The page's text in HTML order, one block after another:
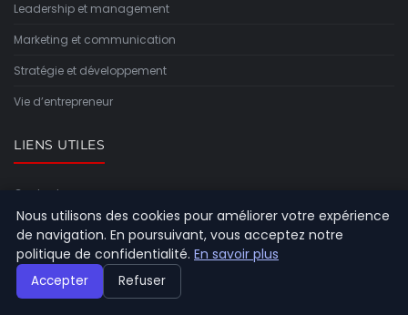
Leadership et management
Marketing et communication
Stratégie et développement
Vie d’entrepreneur
LIENS UTILES
Contact
INFORMATIONS
Plan du site
Nous utilisons des cookies pour améliorer votre expérience
de navigation. En poursuivant, vous acceptez notre
politique de confidentialité. En savoir plus
Accepter Refuser